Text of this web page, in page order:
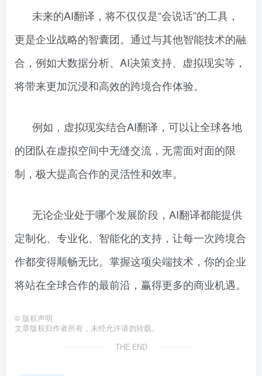
未来的AI翻译，将不仅仅是“会说话”的工具，
更是企业战略的智囊团。通过与其他智能技术的融
合，例如大数据分析、AI决策支持、虚拟现实等，
将带来更加沉浸和高效的跨境合作体验。
例如，虚拟现实结合AI翻译，可以让全球各地
的团队在虚拟空间中无缝交流，无需面对面的限
制，极大提高合作的灵活性和效率。
无论企业处于哪个发展阶段，AI翻译都能提供
定制化、专业化、智能化的支持，让每一次跨境合
作都变得顺畅无比。掌握这项尖端技术，你的企业
将站在全球合作的最前沿，赢得更多的商业机遇。
© 版权声明
文章版权归作者所有，未经允许请勿转载。
THE END